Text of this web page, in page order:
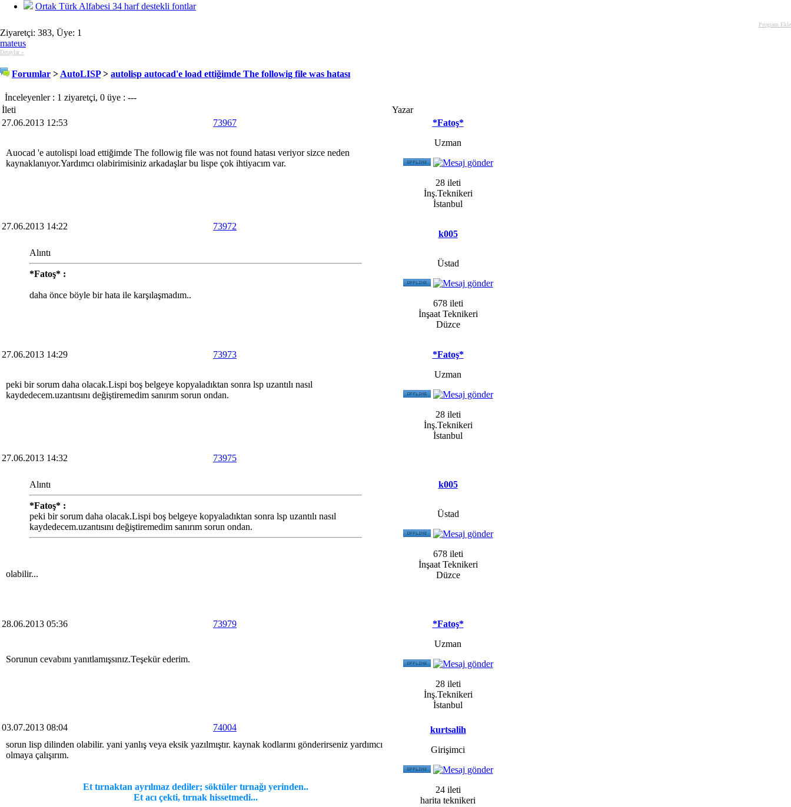
Ortak Türk Alfabesi 34 harf destekli fontlar
Program Ekle
Ziyaretçi: 383, Üye: 1
mateus
Detaylar »
Forumlar > AutoLISP> autolisp autocad'e load ettiğimde The followig file was hatası
İnceleyenler : 1 ziyaretçi, 0 üye : ---
İleti
Yazar
27.06.2013 12:53
73967
*Fatoş*
Uzman
28 ileti
İnş.Teknikeri
İstanbul
Auocad 'e autolispi load ettiğimde The followig file was not found hatası veriyor sizce neden
kaynaklanıyor.Yardımcı olabirimisiniz arkadaşlar bu lispe çok ihtiyacım var.
27.06.2013 14:22 73972
k005
Üstad
678 ileti
İnşaat Teknikeri
Düzce
Alıntı
*Fatoş* :
daha önce böyle bir hata ile karşılaşmadım..
27.06.2013 14:29 73973
*Fatoş*
Uzman
28 ileti
İnş.Teknikeri
İstanbul
peki bir sorum daha olacak.Lispi boş belgeye kopyaladıktan sonra lsp uzantılı nasıl
kaydedecem.uzantısını değiştiremedim sanırım sorun ondan.
27.06.2013 14:32 73975
k005
Üstad
678 ileti
İnşaat Teknikeri
Düzce
Alıntı
*Fatoş* :
peki bir sorum daha olacak.Lispi boş belgeye kopyaladıktan sonra lsp uzantılı nasıl
kaydedecem.uzantısını değiştiremedim sanırım sorun ondan.
olabilir...
28.06.2013 05:36 73979
*Fatoş*
Uzman
28 ileti
İnş.Teknikeri
İstanbul
Sorunun cevabını yanıtlamışsınız.Teşekür ederim.
03.07.2013 08:04 74004
kurtsalih
Girişimci
24 ileti
harita teknikeri
sorun lisp dilinden olabilir. yani yanlış veya eksik yazılmıştır. kaynak kodlarını gönderirseniz yardımcı
olmaya çalışırım.
Et tırnaktan ayrılmaz dediler; söktüler tırnağı yerinden..
Et acı çekti, tırnak hissetmedi...